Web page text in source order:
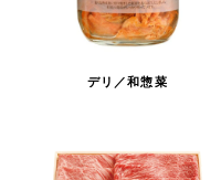
デリ／和惣菜